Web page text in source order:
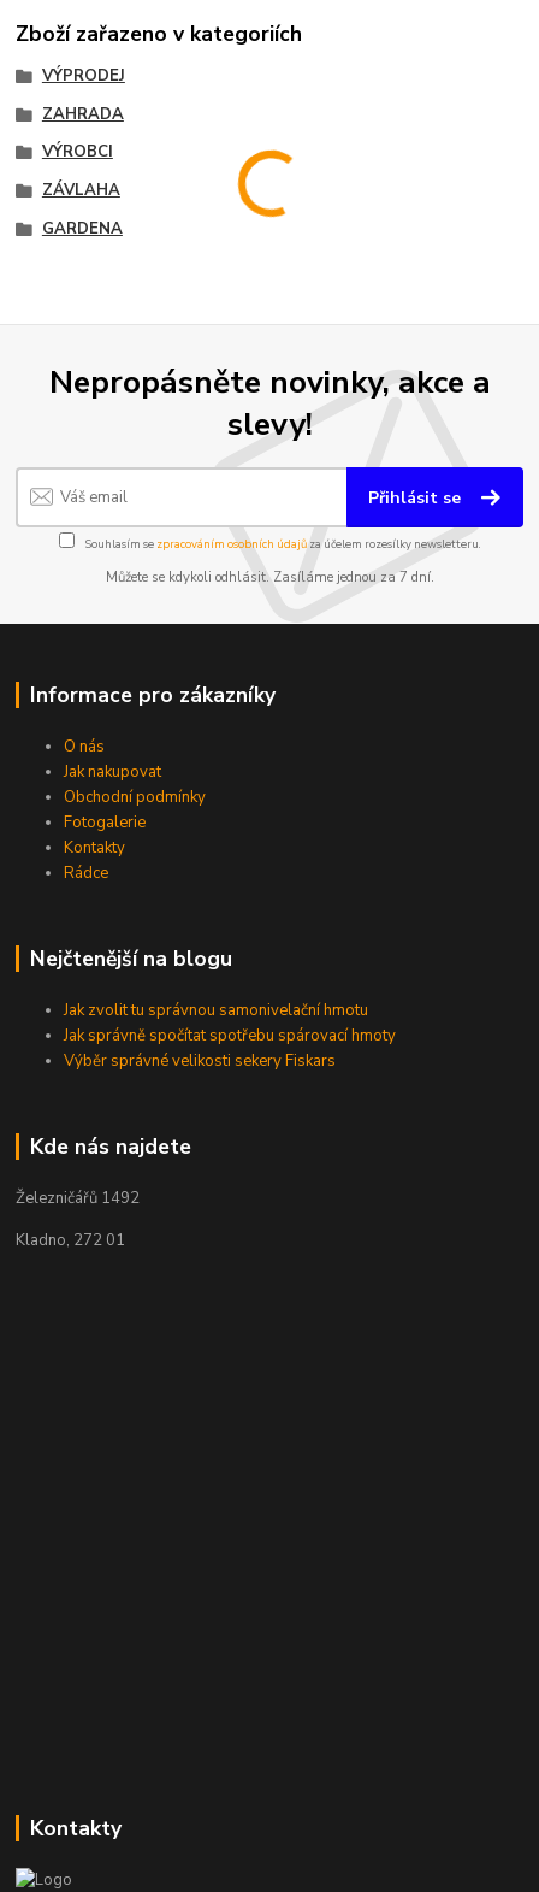
Zboží zařazeno v kategoriích
VÝPRODEJ
ZAHRADA
VÝROBCI
ZÁVLAHA
GARDENA
Nepropásněte novinky, akce a
slevy!
Přihlásit se
Souhlasím se zpracováním osobních údajůza účelem rozesílky newsletteru.
Můžete se kdykoli odhlásit. Zasíláme jednou za 7 dní.
Informace pro zákazníky
O nás
Jak nakupovat
Obchodní podmínky
Fotogalerie
Kontakty
Rádce
Nejčtenější na blogu
Jak zvolit tu správnou samonivelační hmotu
Jak správně spočítat spotřebu spárovací hmoty
Výběr správné velikosti sekery Fiskars
Kde nás najdete
Železničářů 1492
Kladno, 272 01
Kontakty